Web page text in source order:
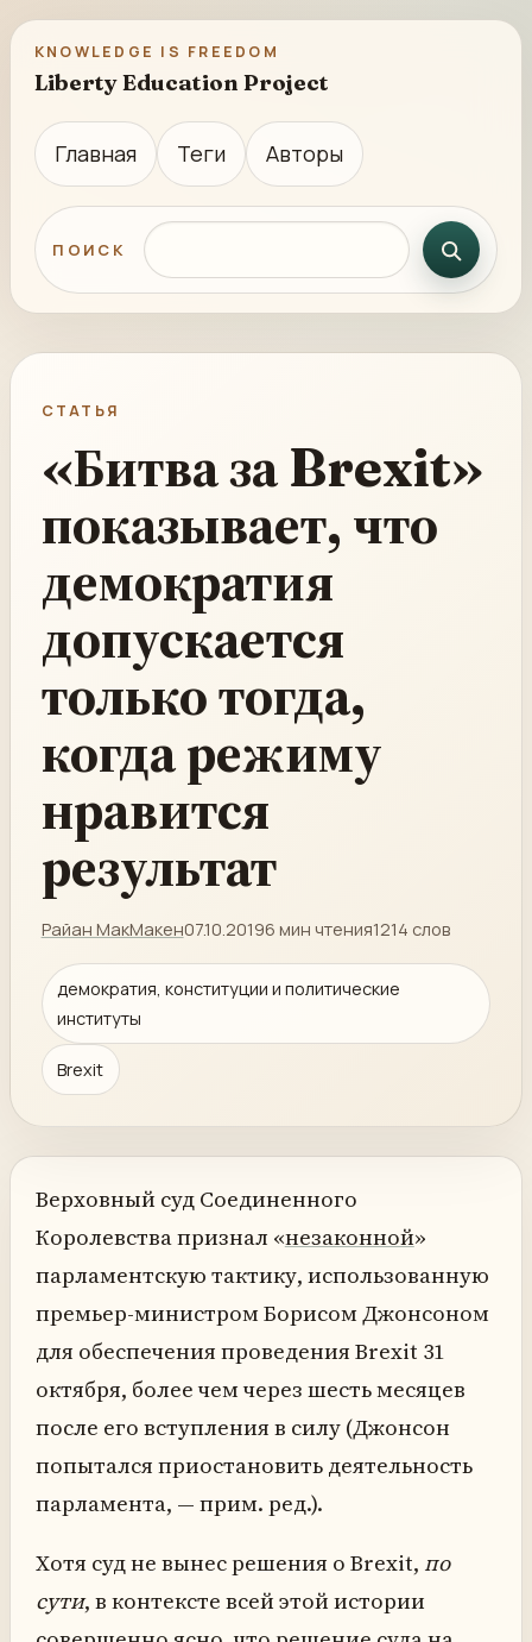
KNOWLEDGE IS FREEDOM
Liberty Education Project
Главная Теги Авторы
ПОИСК Поиск по сайту
СТАТЬЯ
«Битва за Brexit»
показывает, что
демократия
допускается
только тогда,
когда режиму
нравится
результат
Райан МакМакен07.10.20196 мин чтения1214 слов
демократия, конституции и политические
институты
Brexit
Верховный суд Соединенного
Королевства признал «незаконной»
парламентскую тактику, использованную
премьер-министром Борисом Джонсоном
для обеспечения проведения Brexit 31
октября, более чем через шесть месяцев
после его вступления в силу (Джонсон
попытался приостановить деятельность
парламента, — прим. ред.).
Хотя суд не вынес решения о Brexit, по
сути, в контексте всей этой истории